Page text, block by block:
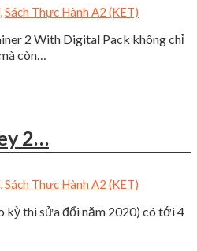
,Sách Thực Hành A2 (KET)
2 With Digital Pack không chỉ
còn…
2…
,Sách Thực Hành A2 (KET)
kỳ thi sửa đổi năm 2020) có tới 4